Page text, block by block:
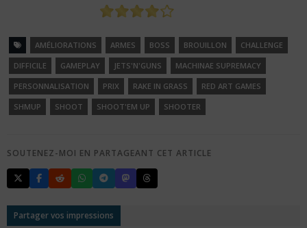
AMÉLIORATIONS ARMES BOSS BROUILLON
CHALLENGE
DIFFICILE
GAMEPLAY JETS'N'GUNS
MACHINAE SUPREMACY
PERSONNALISATION
PRIX RAKE IN GRASS
RED ART GAMES
SHMUP
SHOOT SHOOT'EM UP SHOOTER
SOUTENEZ-MOI EN PARTAGEANT CET ARTICLE
Partager vos impressions